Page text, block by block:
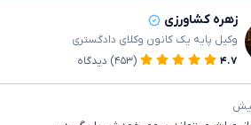
زهره کشاورزی
وکیل پایه یک کانون وکلای دادگستری
۴.۷
(۴۵۳) دیدگاه